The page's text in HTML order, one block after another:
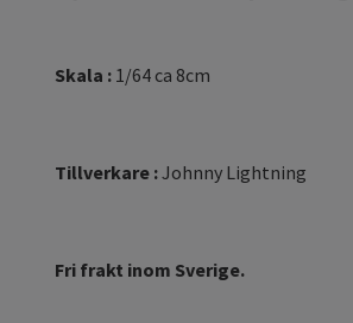
Skala : 1/64 ca 8cm
Tillverkare :Johnny Lightning
Fri frakt inom Sverige.